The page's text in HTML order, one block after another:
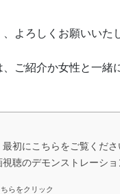
よろしくお願いいた
ご紹介か女性と一緒
初にこちらをご覧くださ
聴のデモンストレーシ
らをクリック